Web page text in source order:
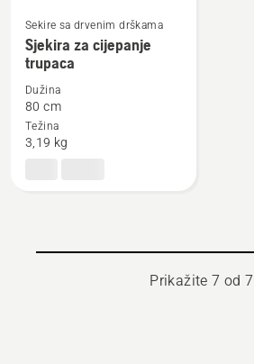
Pogledajte
više
detalja
Sjekira
za
Sekire sa drvenim drškama
Sjekira za cijepanje
trupaca
Dužina
80 cm
Težina
3,19 kg
Prikažite 7 od 7